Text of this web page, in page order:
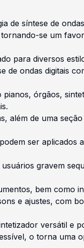
síntese de
se um
para diversos
de ondas digitais
órgãos,
de uma
ser aplicados
gravem
bem como
e ajustes, com
versátil e
o torna